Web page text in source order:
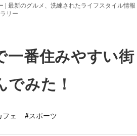
| 最新のグルメ、洗練されたライフスタイル情報
リー
一番住みやすい
でみた！
フェ #スポーツ